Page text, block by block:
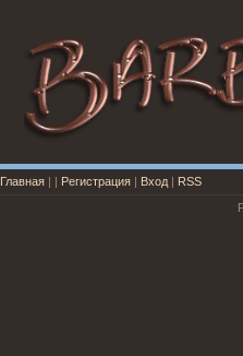
Главная
Регистрация Вход
RSS